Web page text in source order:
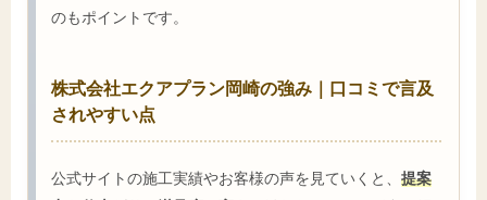
のもポイントです。
株式会社エクアプラン岡崎の強み｜口コミで言及
されやすい点
公式サイトの施工実績やお客様の声を見ていくと、 提案